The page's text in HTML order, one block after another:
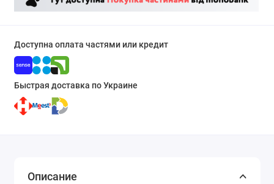
Доступна оплата частями или кредит
Быстрая доставка по Украине
Описание